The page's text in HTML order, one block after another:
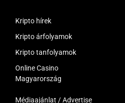
Kripto hírek
Kripto árfolyamok
Kripto tanfolyamok
Online Casino
Magyarország
Médiaajánlat / Advertise